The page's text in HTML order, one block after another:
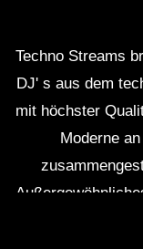
Techno Streams
DJ' s aus dem
mit höchster
Moderne